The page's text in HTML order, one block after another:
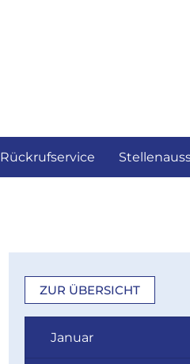
Rückrufservice
ZUR ÜBERSICHT
Januar